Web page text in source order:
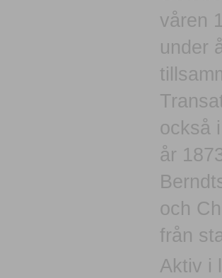
våren
under
också
år
och
från
Aktiv i